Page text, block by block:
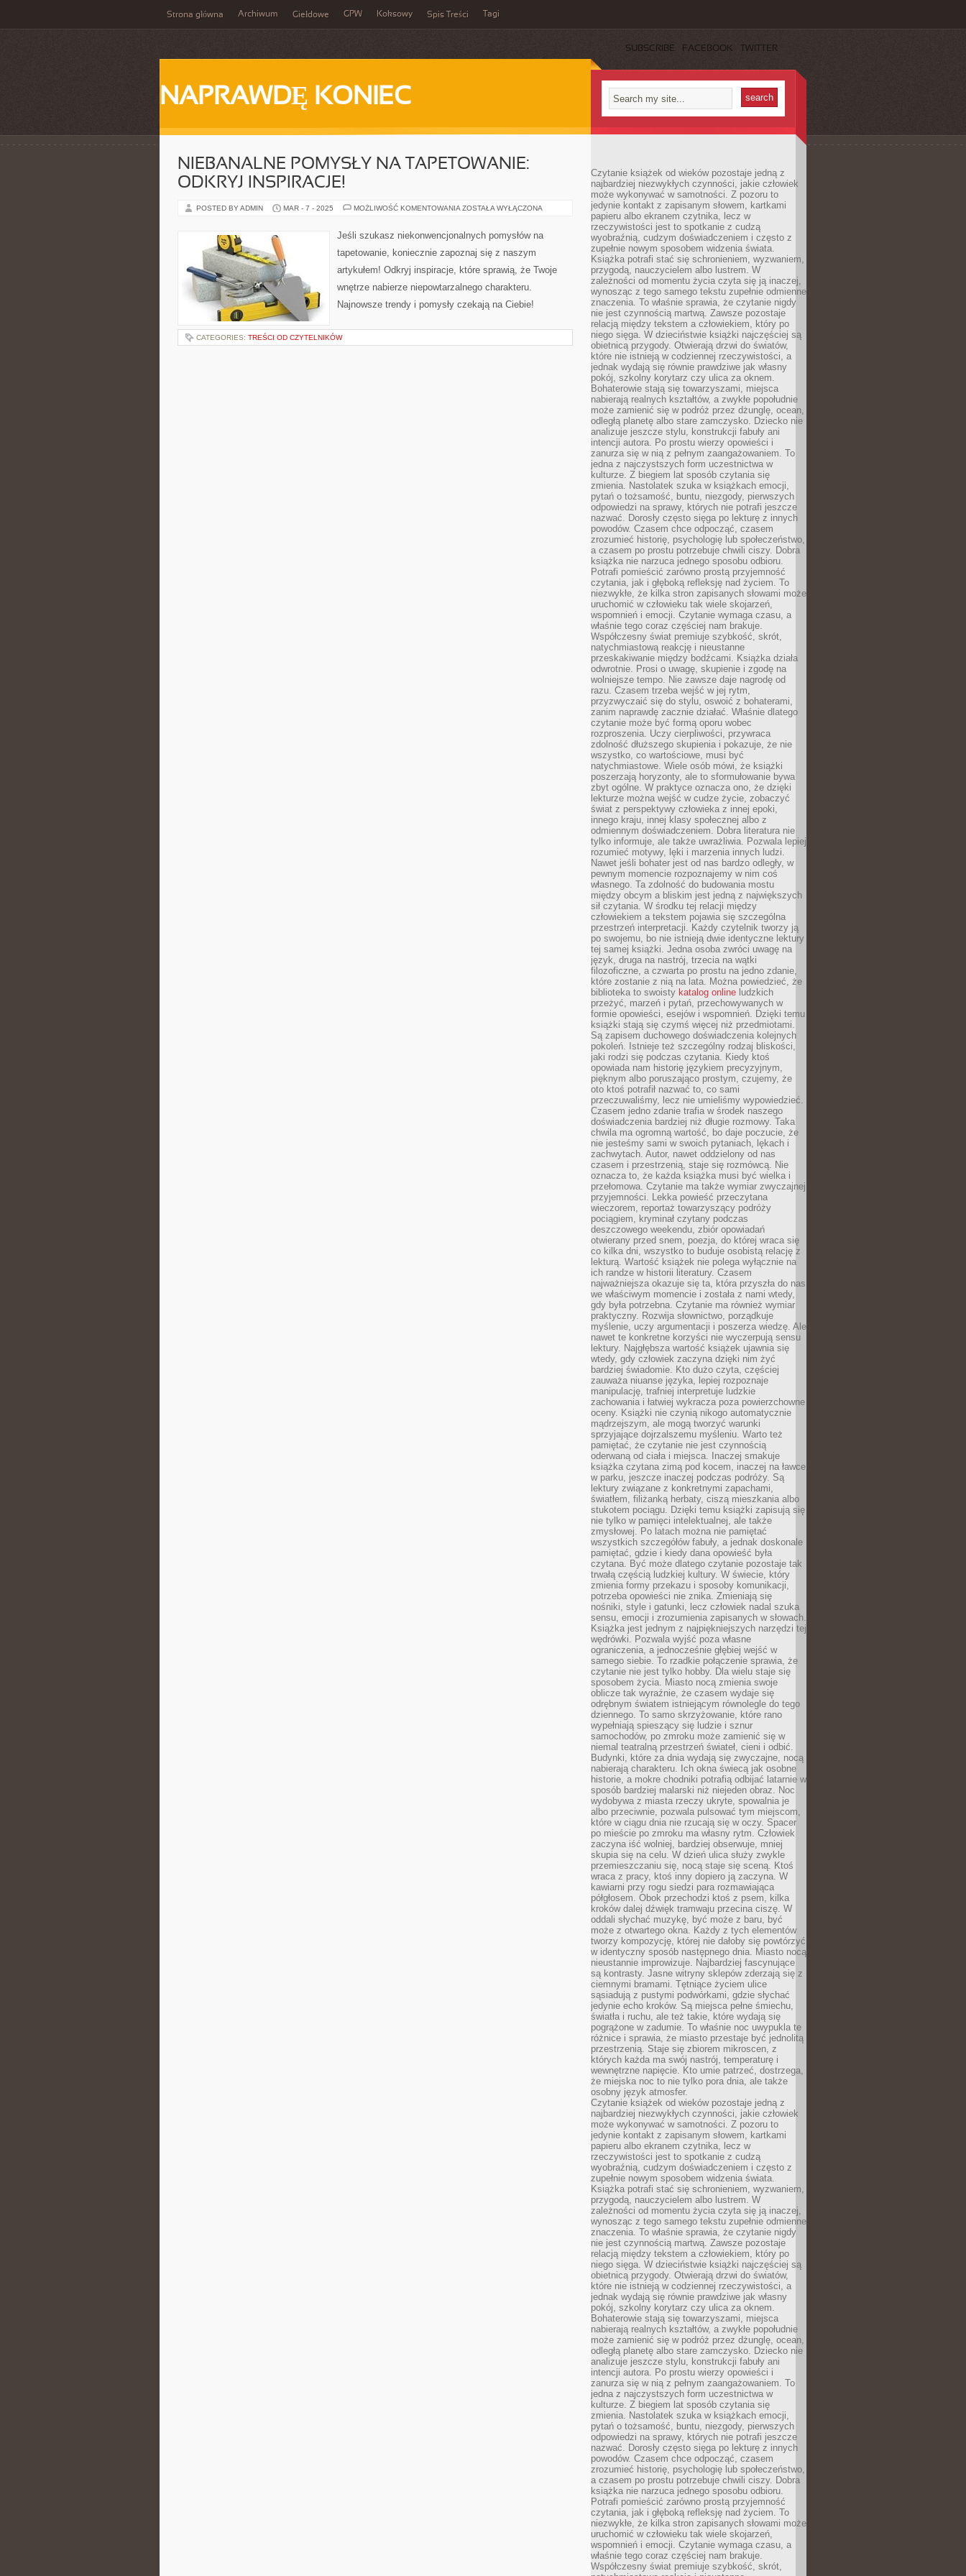
Strona główna Archiwum Giełdowe GPW Koksowy Spis Treści Tagi
SUBSCRIBE FACEBOOK TWITTER
NAPRAWDĘ KONIEC
NIEBANALNE POMYSŁY NA TAPETOWANIE:
ODKRYJ INSPIRACJE!
POSTED BY ADMIN MAR - 7 - 2025 MOŻLIWOŚĆ KOMENTOWANIA NIEBANALNE
TAPETOWANIE:
ODKRYJ
ZOSTAŁA WYŁĄCZONA
Jeśli szukasz niekonwencjonalnych pomysłów na
tapetowanie, koniecznie zapoznaj się z naszym
artykułem! Odkryj inspiracje, które sprawią, że Twoje
wnętrze nabierze niepowtarzalnego charakteru.
Najnowsze trendy i pomysły czekają na Ciebie!
CATEGORIES: TREŚCI OD CZYTELNIKÓW
Czytanie książek od wieków pozostaje jedną z
najbardziej niezwykłych czynności, jakie człowiek
może wykonywać w samotności. Z pozoru to
jedynie kontakt z zapisanym słowem, kartkami
papieru albo ekranem czytnika, lecz w
rzeczywistości jest to spotkanie z cudzą
wyobraźnią, cudzym doświadczeniem i często z
zupełnie nowym sposobem widzenia świata.
Książka potrafi stać się schronieniem, wyzwaniem,
przygodą, nauczycielem albo lustrem. W
zależności od momentu życia czyta się ją inaczej,
wynosząc z tego samego tekstu zupełnie odmienne
znaczenia. To właśnie sprawia, że czytanie nigdy
nie jest czynnością martwą. Zawsze pozostaje
relacją między tekstem a człowiekiem, który po
niego sięga. W dzieciństwie książki najczęściej są
obietnicą przygody. Otwierają drzwi do światów,
które nie istnieją w codziennej rzeczywistości, a
jednak wydają się równie prawdziwe jak własny
pokój, szkolny korytarz czy ulica za oknem.
Bohaterowie stają się towarzyszami, miejsca
nabierają realnych kształtów, a zwykłe popołudnie
może zamienić się w podróż przez dżunglę, ocean,
odległą planetę albo stare zamczysko. Dziecko nie
analizuje jeszcze stylu, konstrukcji fabuły ani
intencji autora. Po prostu wierzy opowieści i
zanurza się w nią z pełnym zaangażowaniem. To
jedna z najczystszych form uczestnictwa w
kulturze. Z biegiem lat sposób czytania się
zmienia. Nastolatek szuka w książkach emocji,
pytań o tożsamość, buntu, niezgody, pierwszych
odpowiedzi na sprawy, których nie potrafi jeszcze
nazwać. Dorosły często sięga po lekturę z innych
powodów. Czasem chce odpocząć, czasem
zrozumieć historię, psychologię lub społeczeństwo,
a czasem po prostu potrzebuje chwili ciszy. Dobra
książka nie narzuca jednego sposobu odbioru.
Potrafi pomieścić zarówno prostą przyjemność
czytania, jak i głęboką refleksję nad życiem. To
niezwykłe, że kilka stron zapisanych słowami może
uruchomić w człowieku tak wiele skojarzeń,
wspomnień i emocji. Czytanie wymaga czasu, a
właśnie tego coraz częściej nam brakuje.
Współczesny świat premiuje szybkość, skrót,
natychmiastową reakcję i nieustanne
przeskakiwanie między bodźcami. Książka działa
odwrotnie. Prosi o uwagę, skupienie i zgodę na
wolniejsze tempo. Nie zawsze daje nagrodę od
razu. Czasem trzeba wejść w jej rytm,
przyzwyczaić się do stylu, oswoić z bohaterami,
zanim naprawdę zacznie działać. Właśnie dlatego
czytanie może być formą oporu wobec
rozproszenia. Uczy cierpliwości, przywraca
zdolność dłuższego skupienia i pokazuje, że nie
wszystko, co wartościowe, musi być
natychmiastowe. Wiele osób mówi, że książki
poszerzają horyzonty, ale to sformułowanie bywa
zbyt ogólne. W praktyce oznacza ono, że dzięki
lekturze można wejść w cudze życie, zobaczyć
świat z perspektywy człowieka z innej epoki,
innego kraju, innej klasy społecznej albo z
odmiennym doświadczeniem. Dobra literatura nie
tylko informuje, ale także uwrażliwia. Pozwala lepiej
rozumieć motywy, lęki i marzenia innych ludzi.
Nawet jeśli bohater jest od nas bardzo odległy, w
pewnym momencie rozpoznajemy w nim coś
własnego. Ta zdolność do budowania mostu
między obcym a bliskim jest jedną z największych
sił czytania. W środku tej relacji między
człowiekiem a tekstem pojawia się szczególna
przestrzeń interpretacji. Każdy czytelnik tworzy ją
po swojemu, bo nie istnieją dwie identyczne lektury
tej samej książki. Jedna osoba zwróci uwagę na
język, druga na nastrój, trzecia na wątki
filozoficzne, a czwarta po prostu na jedno zdanie,
które zostanie z nią na lata. Można powiedzieć, że
biblioteka to swoisty katalog online ludzkich
przeżyć, marzeń i pytań, przechowywanych w
formie opowieści, esejów i wspomnień. Dzięki temu
książki stają się czymś więcej niż przedmiotami.
Są zapisem duchowego doświadczenia kolejnych
pokoleń. Istnieje też szczególny rodzaj bliskości,
jaki rodzi się podczas czytania. Kiedy ktoś
opowiada nam historię językiem precyzyjnym,
pięknym albo poruszająco prostym, czujemy, że
oto ktoś potrafił nazwać to, co sami
przeczuwaliśmy, lecz nie umieliśmy wypowiedzieć.
Czasem jedno zdanie trafia w środek naszego
doświadczenia bardziej niż długie rozmowy. Taka
chwila ma ogromną wartość, bo daje poczucie, że
nie jesteśmy sami w swoich pytaniach, lękach i
zachwytach. Autor, nawet oddzielony od nas
czasem i przestrzenią, staje się rozmówcą. Nie
oznacza to, że każda książka musi być wielka i
przełomowa. Czytanie ma także wymiar zwyczajnej
przyjemności. Lekka powieść przeczytana
wieczorem, reportaż towarzyszący podróży
pociągiem, kryminał czytany podczas
deszczowego weekendu, zbiór opowiadań
otwierany przed snem, poezja, do której wraca się
co kilka dni, wszystko to buduje osobistą relację z
lekturą. Wartość książek nie polega wyłącznie na
ich randze w historii literatury. Czasem
najważniejsza okazuje się ta, która przyszła do nas
we właściwym momencie i została z nami wtedy,
gdy była potrzebna. Czytanie ma również wymiar
praktyczny. Rozwija słownictwo, porządkuje
myślenie, uczy argumentacji i poszerza wiedzę. Ale
nawet te konkretne korzyści nie wyczerpują sensu
lektury. Najgłębsza wartość książek ujawnia się
wtedy, gdy człowiek zaczyna dzięki nim żyć
bardziej świadomie. Kto dużo czyta, częściej
zauważa niuanse języka, lepiej rozpoznaje
manipulację, trafniej interpretuje ludzkie
zachowania i łatwiej wykracza poza powierzchowne
oceny. Książki nie czynią nikogo automatycznie
mądrzejszym, ale mogą tworzyć warunki
sprzyjające dojrzalszemu myśleniu. Warto też
pamiętać, że czytanie nie jest czynnością
oderwaną od ciała i miejsca. Inaczej smakuje
książka czytana zimą pod kocem, inaczej na ławce
w parku, jeszcze inaczej podczas podróży. Są
lektury związane z konkretnymi zapachami,
światłem, filiżanką herbaty, ciszą mieszkania albo
stukotem pociągu. Dzięki temu książki zapisują się
nie tylko w pamięci intelektualnej, ale także
zmysłowej. Po latach można nie pamiętać
wszystkich szczegółów fabuły, a jednak doskonale
pamiętać, gdzie i kiedy dana opowieść była
czytana. Być może dlatego czytanie pozostaje tak
trwałą częścią ludzkiej kultury. W świecie, który
zmienia formy przekazu i sposoby komunikacji,
potrzeba opowieści nie znika. Zmieniają się
nośniki, style i gatunki, lecz człowiek nadal szuka
sensu, emocji i zrozumienia zapisanych w słowach.
Książka jest jednym z najpiękniejszych narzędzi tej
wędrówki. Pozwala wyjść poza własne
ograniczenia, a jednocześnie głębiej wejść w
samego siebie. To rzadkie połączenie sprawia, że
czytanie nie jest tylko hobby. Dla wielu staje się
sposobem życia. Miasto nocą zmienia swoje
oblicze tak wyraźnie, że czasem wydaje się
odrębnym światem istniejącym równolegle do tego
dziennego. To samo skrzyżowanie, które rano
wypełniają spieszący się ludzie i sznur
samochodów, po zmroku może zamienić się w
niemal teatralną przestrzeń świateł, cieni i odbić.
Budynki, które za dnia wydają się zwyczajne, nocą
nabierają charakteru. Ich okna świecą jak osobne
historie, a mokre chodniki potrafią odbijać latarnie w
sposób bardziej malarski niż niejeden obraz. Noc
wydobywa z miasta rzeczy ukryte, spowalnia je
albo przeciwnie, pozwala pulsować tym miejscom,
które w ciągu dnia nie rzucają się w oczy. Spacer
po mieście po zmroku ma własny rytm. Człowiek
zaczyna iść wolniej, bardziej obserwuje, mniej
skupia się na celu. W dzień ulica służy zwykle
przemieszczaniu się, nocą staje się sceną. Ktoś
wraca z pracy, ktoś inny dopiero ją zaczyna. W
kawiarni przy rogu siedzi para rozmawiająca
półgłosem. Obok przechodzi ktoś z psem, kilka
kroków dalej dźwięk tramwaju przecina ciszę. W
oddali słychać muzykę, być może z baru, być
może z otwartego okna. Każdy z tych elementów
tworzy kompozycję, której nie dałoby się powtórzyć
w identyczny sposób następnego dnia. Miasto nocą
nieustannie improwizuje. Najbardziej fascynujące
są kontrasty. Jasne witryny sklepów zderzają się z
ciemnymi bramami. Tętniące życiem ulice
sąsiadują z pustymi podwórkami, gdzie słychać
jedynie echo kroków. Są miejsca pełne śmiechu,
światła i ruchu, ale też takie, które wydają się
pogrążone w zadumie. To właśnie noc uwypukla te
różnice i sprawia, że miasto przestaje być jednolitą
przestrzenią. Staje się zbiorem mikroscen, z
których każda ma swój nastrój, temperaturę i
wewnętrzne napięcie. Kto umie patrzeć, dostrzega,
że miejska noc to nie tylko pora dnia, ale także
osobny język atmosfer.
Czytanie książek od wieków pozostaje jedną z
najbardziej niezwykłych czynności, jakie człowiek
może wykonywać w samotności. Z pozoru to
jedynie kontakt z zapisanym słowem, kartkami
papieru albo ekranem czytnika, lecz w
rzeczywistości jest to spotkanie z cudzą
wyobraźnią, cudzym doświadczeniem i często z
zupełnie nowym sposobem widzenia świata.
Książka potrafi stać się schronieniem, wyzwaniem,
przygodą, nauczycielem albo lustrem. W
zależności od momentu życia czyta się ją inaczej,
wynosząc z tego samego tekstu zupełnie odmienne
znaczenia. To właśnie sprawia, że czytanie nigdy
nie jest czynnością martwą. Zawsze pozostaje
relacją między tekstem a człowiekiem, który po
niego sięga. W dzieciństwie książki najczęściej są
obietnicą przygody. Otwierają drzwi do światów,
które nie istnieją w codziennej rzeczywistości, a
jednak wydają się równie prawdziwe jak własny
pokój, szkolny korytarz czy ulica za oknem.
Bohaterowie stają się towarzyszami, miejsca
nabierają realnych kształtów, a zwykłe popołudnie
może zamienić się w podróż przez dżunglę, ocean,
odległą planetę albo stare zamczysko. Dziecko nie
analizuje jeszcze stylu, konstrukcji fabuły ani
intencji autora. Po prostu wierzy opowieści i
zanurza się w nią z pełnym zaangażowaniem. To
jedna z najczystszych form uczestnictwa w
kulturze. Z biegiem lat sposób czytania się
zmienia. Nastolatek szuka w książkach emocji,
pytań o tożsamość, buntu, niezgody, pierwszych
odpowiedzi na sprawy, których nie potrafi jeszcze
nazwać. Dorosły często sięga po lekturę z innych
powodów. Czasem chce odpocząć, czasem
zrozumieć historię, psychologię lub społeczeństwo,
a czasem po prostu potrzebuje chwili ciszy. Dobra
książka nie narzuca jednego sposobu odbioru.
Potrafi pomieścić zarówno prostą przyjemność
czytania, jak i głęboką refleksję nad życiem. To
niezwykłe, że kilka stron zapisanych słowami może
uruchomić w człowieku tak wiele skojarzeń,
wspomnień i emocji. Czytanie wymaga czasu, a
właśnie tego coraz częściej nam brakuje.
Współczesny świat premiuje szybkość, skrót,